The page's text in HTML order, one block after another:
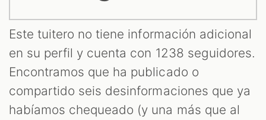
Este tuitero no tiene información adicional
en su perfil y cuenta con 1238 seguidores.
Encontramos que ha publicado o
compartido seis desinformaciones que ya
habíamos chequeado (y una más que al